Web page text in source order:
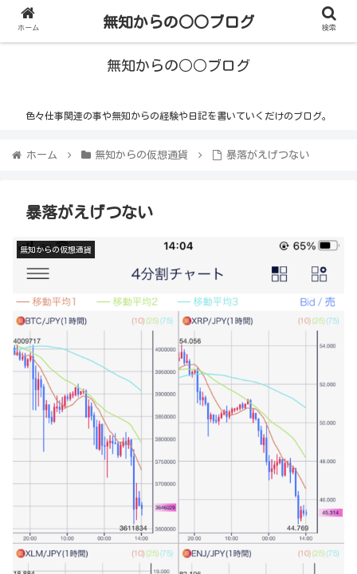
無知からの○○ブログ
色々仕事関連の事や無知からの経験や日記を書いていくだけのブログ。
ホーム 無知からの仮想通貨 暴落がえげつない
暴落がえげつない
無知からの仮想通貨
ホーム 無知からの○○ブログ 検索